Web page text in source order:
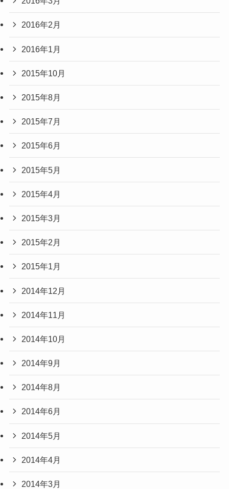
2016年2月
2016年1月
2015年10月
2015年8月
2015年7月
2015年6月
2015年5月
2015年4月
2015年3月
2015年2月
2015年1月
2014年12月
2014年11月
2014年10月
2014年9月
2014年8月
2014年6月
2014年5月
2014年4月
2014年3月